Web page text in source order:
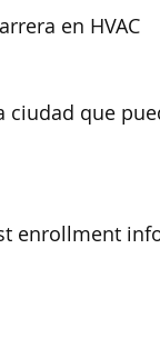
en HVAC
ciudad que
enrollment